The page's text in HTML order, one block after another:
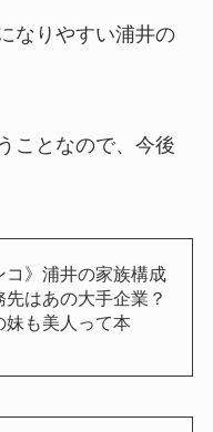
なりやすい浦井の
ことなので、今後
コ》浦井の家族構成
先はあの大手企業？
妹も美人って本